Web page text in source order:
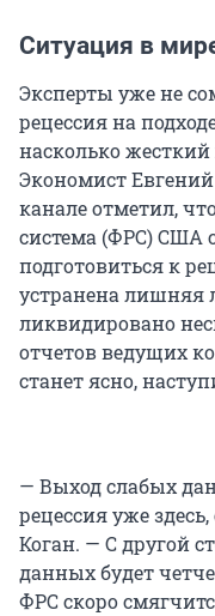
Ситуация в
Эксперты уже не
рецессия на
насколько
Экономист
канале отметил,
система (ФРС) США
подготовиться к
устранена лишняя
ликвидировано
отчетов ведущих
станет ясно,
— Выход слабых
рецессия уже
Коган. — С другой
данных будет
ФРС скоро